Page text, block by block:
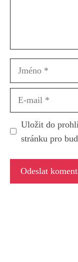
Jméno
Uložit do
stránku pro